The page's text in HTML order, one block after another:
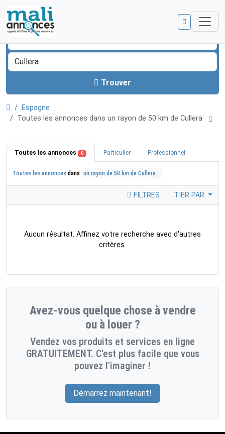
Trouver
Espagne
Toutes les annonces dans un rayon de 50 km de Cullera
Toutes les annonces 0 Particulier Professionnel
Toutes les annonces dans un rayon de 50 km de Cullera
FILTRES TIER PAR
Aucun résultat. Affinez votre recherche avec d'autres
critères.
Avez-vous quelque chose à vendre
ou à louer ?
Vendez vos produits et services en ligne
GRATUITEMENT. C'est plus facile que vous
pouvez l'imaginer !
Démarrez maintenant!